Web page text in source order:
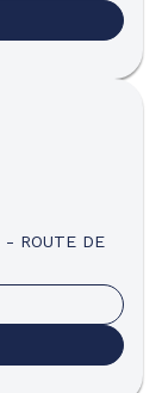
- ROUTE DE